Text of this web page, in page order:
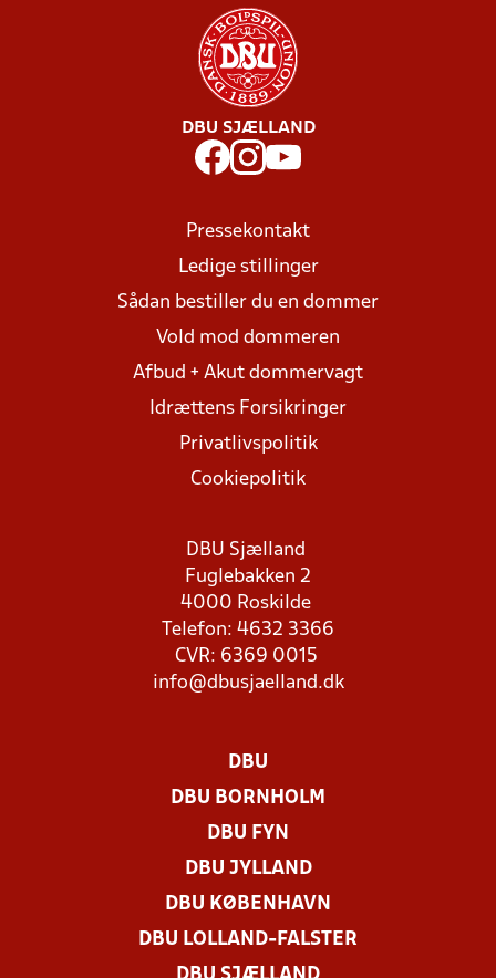
DBU SJÆLLAND
Pressekontakt
Ledige stillinger
Sådan bestiller du en dommer
Vold mod dommeren
Afbud + Akut dommervagt
Idrættens Forsikringer
Privatlivspolitik
Cookiepolitik
DBU Sjælland
Fuglebakken 2
4000 Roskilde
Telefon: 4632 3366
CVR: 6369 0015
info@dbusjaelland.dk
DBU
DBU BORNHOLM
DBU FYN
DBU JYLLAND
DBU KØBENHAVN
DBU LOLLAND-FALSTER